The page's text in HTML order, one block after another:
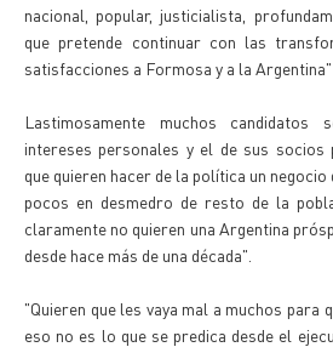
nacional, popular, justicialista,
que pretende continuar con las
satisfacciones a Formosa y a la Argentina"
Lastimosamente muchos candidatos
intereses personales y el de sus socios
que quieren hacer de la política un
pocos en desmedro de resto de la
claramente no quieren una Argentina
desde hace más de una década".
"Quieren que les vaya mal a muchos para
eso no es lo que se predica desde el